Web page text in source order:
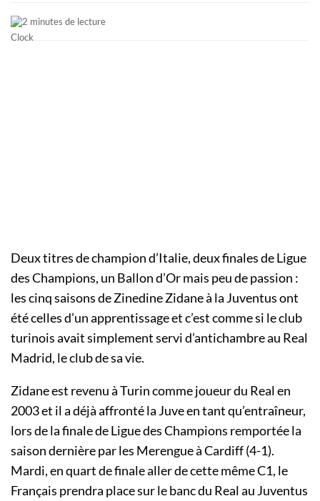
2 minutes de lecture
Deux titres de champion d’Italie, deux finales de Ligue
des Champions, un Ballon d’Or mais peu de passion :
les cinq saisons de Zinedine Zidane à la Juventus ont
été celles d’un apprentissage et c’est comme si le club
turinois avait simplement servi d’antichambre au Real
Madrid, le club de sa vie.
Zidane est revenu à Turin comme joueur du Real en
2003 et il a déjà affronté la Juve en tant qu’entraîneur,
lors de la finale de Ligue des Champions remportée la
saison dernière par les Merengue à Cardiff (4-1).
Mardi, en quart de finale aller de cette même C1, le
Français prendra place sur le banc du Real au Juventus